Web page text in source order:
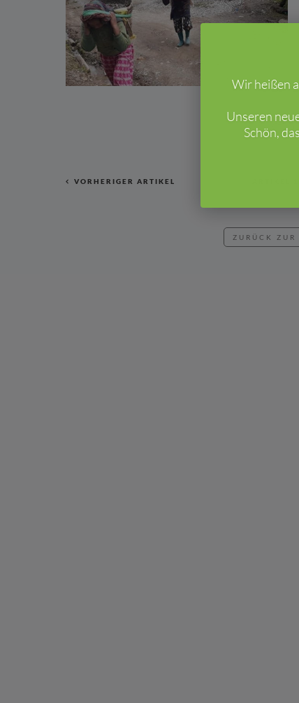
Wir heißen
Unseren
Schön,
VORHERIGER ARTIKEL
ZURÜCK ZUR